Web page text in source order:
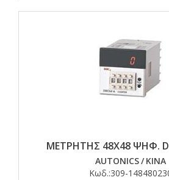
ΜΕΤΡΗΤΗΣ 48Χ48 ΨΗΦ.
AUTONICS/ ΚΙΝΑ
Κωδ.:309-